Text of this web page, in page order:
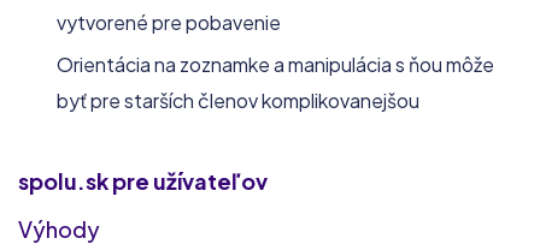
vytvorené pre pobavenie
Orientácia na zoznamke a manipulácia s ňou môže
byť pre starších členov komplikovanejšou
spolu.skpre užívateľov
Výhody